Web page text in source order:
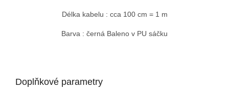
Délka kabelu : cca 100 cm = 1 m
Barva : černá Baleno v PU sáčku
Doplňkové parametry